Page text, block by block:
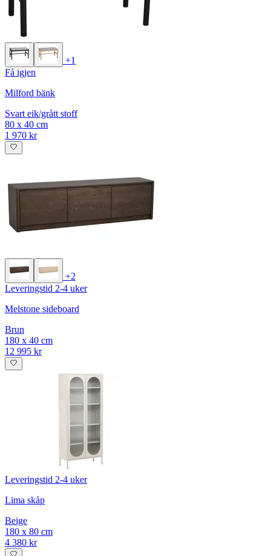
+1
Få igjen
Milford bänk
Svart eik/grått stoff
80 x 40 cm
1 970 kr
+2
Leveringstid 2-4 uker
Melstone sideboard
Brun
180 x 40 cm
12 995 kr
Leveringstid 2-4 uker
Lima skåp
Beige
180 x 80 cm
4 380 kr